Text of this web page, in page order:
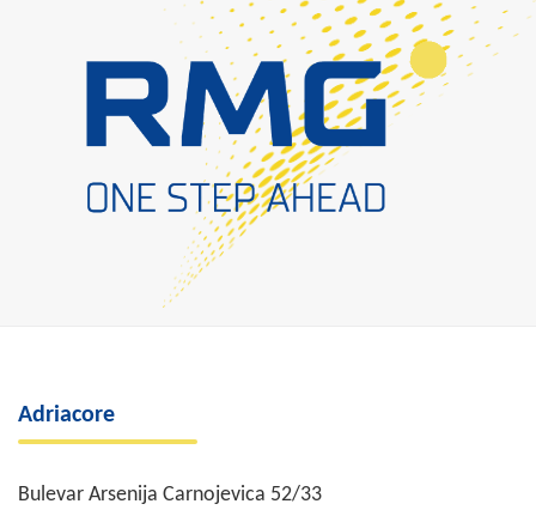
Adriacore
Bulevar Arsenija Carnojevica 52/33